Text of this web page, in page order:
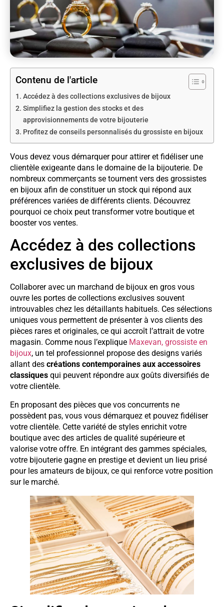
Contenu de l'article
Accédez à des collections exclusives de bijoux
Simplifiez la gestion des stocks et des
approvisionnements de votre bijouterie
Profitez de conseils personnalisés du grossiste en bijoux
Vous devez vous démarquer pour attirer et fidéliser une
clientèle exigeante dans le domaine de la bijouterie. De
nombreux commerçants se tournent vers des grossistes
en bijoux afin de constituer un stock qui répond aux
préférences variées de différents clients. Découvrez
pourquoi ce choix peut transformer votre boutique et
booster vos ventes.
Accédez à des collections
exclusives de bijoux
Collaborer avec un marchand de bijoux en gros vous
ouvre les portes de collections exclusives souvent
introuvables chez les détaillants habituels. Ces sélections
uniques vous permettent de présenter à vos clients des
pièces rares et originales, ce qui accroît l’attrait de votre
magasin. Comme nous l’explique Maxevan, grossiste en
bijoux, un tel professionnel propose des designs variés
allant des créations contemporaines aux accessoires
classiques qui peuvent répondre aux goûts diversifiés de
votre clientèle.
En proposant des pièces que vos concurrents ne
possèdent pas, vous vous démarquez et pouvez fidéliser
votre clientèle. Cette variété de styles enrichit votre
boutique avec des articles de qualité supérieure et
valorise votre offre. En intégrant des gammes spéciales,
votre bijouterie gagne en prestige et devient un lieu prisé
pour les amateurs de bijoux, ce qui renforce votre position
sur le marché.